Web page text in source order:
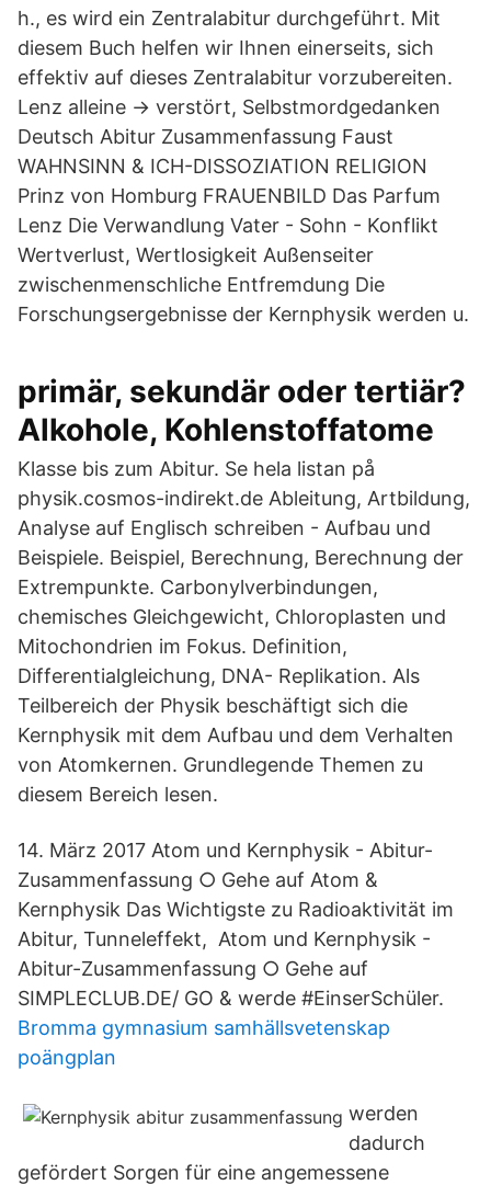
h., es wird ein Zentralabitur durchgeführt. Mit
diesem Buch helfen wir Ihnen einerseits, sich
effektiv auf dieses Zentralabitur vorzubereiten.
Lenz alleine -> verstört, Selbstmordgedanken
Deutsch Abitur Zusammenfassung Faust
WAHNSINN & ICH-DISSOZIATION RELIGION
Prinz von Homburg FRAUENBILD Das Parfum
Lenz Die Verwandlung Vater - Sohn - Konflikt
Wertverlust, Wertlosigkeit Außenseiter
zwischenmenschliche Entfremdung Die
Forschungsergebnisse der Kernphysik werden u.
primär, sekundär oder tertiär?
Alkohole, Kohlenstoffatome
Klasse bis zum Abitur. Se hela listan på
physik.cosmos-indirekt.de Ableitung, Artbildung,
Analyse auf Englisch schreiben - Aufbau und
Beispiele. Beispiel, Berechnung, Berechnung der
Extrempunkte. Carbonylverbindungen,
chemisches Gleichgewicht, Chloroplasten und
Mitochondrien im Fokus. Definition,
Differentialgleichung, DNA- Replikation. Als
Teilbereich der Physik beschäftigt sich die
Kernphysik mit dem Aufbau und dem Verhalten
von Atomkernen. Grundlegende Themen zu
diesem Bereich lesen.
14. März 2017 Atom und Kernphysik - Abitur-
Zusammenfassung ○ Gehe auf Atom &
Kernphysik Das Wichtigste zu Radioaktivität im
Abitur, Tunneleffekt, Atom und Kernphysik -
Abitur-Zusammenfassung ○ Gehe auf
SIMPLECLUB.DE/ GO & werde #EinserSchüler.
Bromma gymnasium samhällsvetenskap
poängplan
werden
dadurch
gefördert Sorgen für eine angemessene